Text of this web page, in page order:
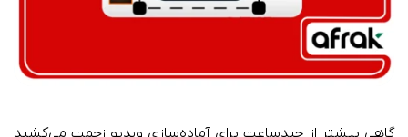
گاهی بیشتر از چندساعت برای آماده‌سازی ویدیو زحمت می‌کشید